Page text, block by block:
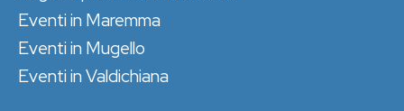
Eventi in Maremma
Eventi in Mugello
Eventi in Valdichiana